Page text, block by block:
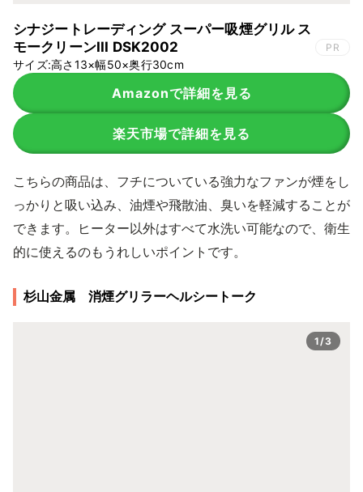
シナジートレーディング スーパー吸煙グリル ス
モークリーンIII DSK2002
PR
サイズ:高さ13×幅50×奥行30cm
Amazonで詳細を見る
楽天市場で詳細を見る
こちらの商品は、フチについている強力なファンが煙をし
っかりと吸い込み、油煙や飛散油、臭いを軽減することが
できます。ヒーター以外はすべて水洗い可能なので、衛生
的に使えるのもうれしいポイントです。
杉山金属 消煙グリラーヘルシートーク
1/3